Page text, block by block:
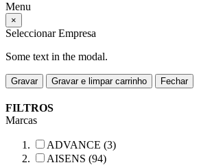
Menu
×
Seleccionar Empresa
Some text in the modal.
Gravar Gravar e limpar carrinho Fechar
FILTROS
Marcas
ADVANCE (3)
AISENS (94)